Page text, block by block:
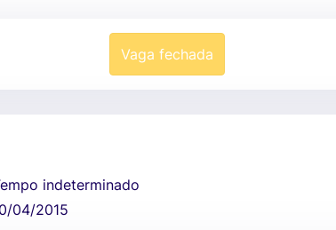
Vaga fechada
indeterminado
04/2015